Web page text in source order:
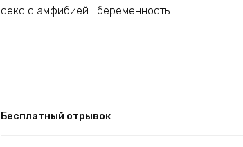
секс с амфибией_беременность
Бесплатный отрывок